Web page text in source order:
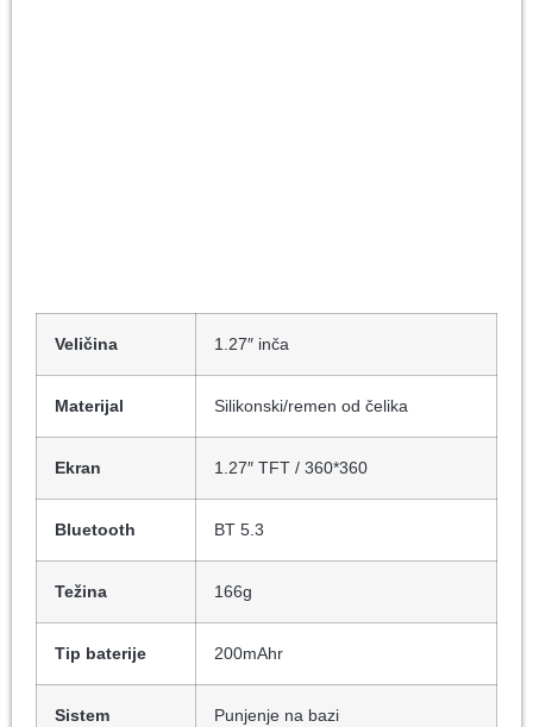
Veličina 1.27″ inča
Materijal Silikonski/remen od čelika
Ekran 1.27″ TFT / 360*360
Bluetooth BT 5.3
Težina 166g
Tip baterije 200mAhr
Sistem
Punjenje na bazi